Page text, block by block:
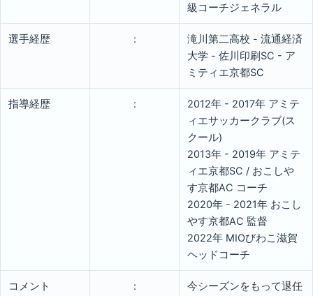
級コーチジェネラル
選手経歴 :
滝川第二高校 - 流通経済
大学 - 佐川印刷SC - ア
ミティエ京都SC
指導経歴 :
2012年 - 2017年 アミテ
ィエサッカークラブ(ス
クール)
2013年 - 2019年 アミテ
ィエ京都SC / おこしや
す京都AC コーチ
2020年 - 2021年 おこし
やす京都AC 監督
2022年 MIOびわこ滋賀
ヘッドコーチ
コメント :
今シーズンをもって退任